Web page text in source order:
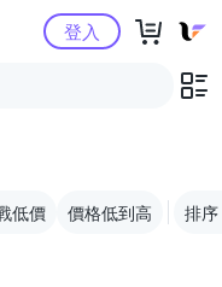
購物中心登入
低價 價格低到高 排序